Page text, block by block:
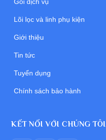
Lõi lọc và linh phụ kiện
Giới thiệu
Tin tức
Tuyển dụng
Chính sách bảo hành
KẾT NỐI VỚI CHÚNG TÔI